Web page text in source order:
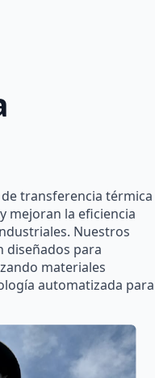
transferencia térmica
mejoran la eficiencia
Nuestros
diseñados para
materiales
automatizada para